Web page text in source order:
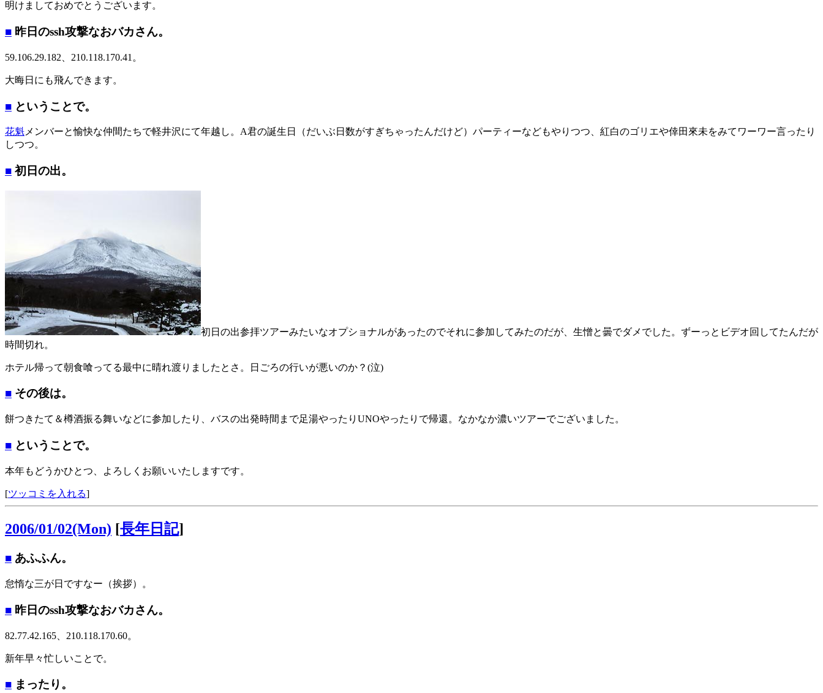
明けましておめでとうございます。
■ 昨日のssh攻撃なおバカさん。
59.106.29.182、210.118.170.41。
大晦日にも飛んできます。
■ ということで。
花魁 メンバーと愉快な仲間たちで軽井沢にて年越し。A君の誕生日（だいぶ日数がすぎちゃったんだけど）パーティーなどもやりつつ、紅白のゴリエや倖田來未をみてワーワー言ったり
しつつ。
■ 初日の出。
初日の出参拝ツアーみたいなオプショナルがあったのでそれに参加してみたのだが、生憎と曇でダメでした。ずーっとビデオ回してたんだが
時間切れ。
ホテル帰って朝食喰ってる最中に晴れ渡りましたとさ。日ごろの行いが悪いのか？(泣)
■ その後は。
餅つきたて＆樽酒振る舞いなどに参加したり、バスの出発時間まで足湯やったりUNOやったりで帰還。なかなか濃いツアーでございました。
■ ということで。
本年もどうかひとつ、よろしくお願いいたしますです。
[ツッコミを入れる]
2006/01/02(Mon) [長年日記]
■ あふふん。
怠惰な三が日ですなー（挨拶）。
■ 昨日のssh攻撃なおバカさん。
82.77.42.165、210.118.170.60。
新年早々忙しいことで。
■ まったり。